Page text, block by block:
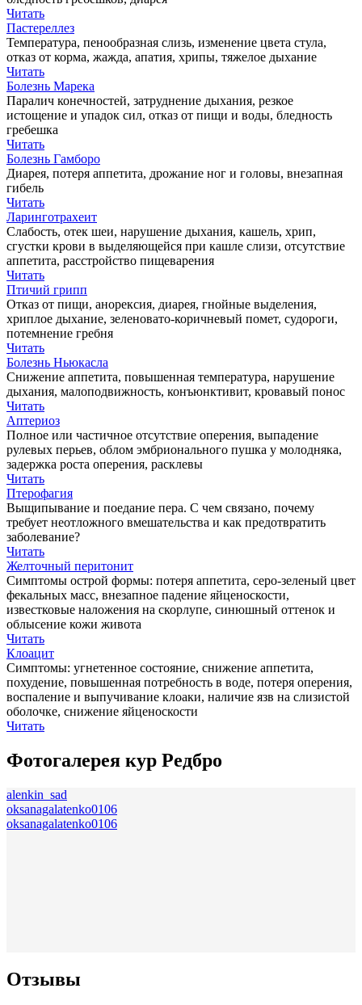
Читать
Пастереллез
Температура, пенообразная слизь, изменение цвета стула,
отказ от корма, жажда, апатия, хрипы, тяжелое дыхание
Читать
Болезнь Марека
Паралич конечностей, затруднение дыхания, резкое
истощение и упадок сил, отказ от пищи и воды, бледность
гребешка
Читать
Болезнь Гамборо
Диарея, потеря аппетита, дрожание ног и головы, внезапная
гибель
Читать
Ларинготрахеит
Слабость, отек шеи, нарушение дыхания, кашель, хрип,
сгустки крови в выделяющейся при кашле слизи, отсутствие
аппетита, расстройство пищеварения
Читать
Птичий грипп
Отказ от пищи, анорексия, диарея, гнойные выделения,
хриплое дыхание, зеленовато-коричневый помет, судороги,
потемнение гребня
Читать
Болезнь Ньюкасла
Снижение аппетита, повышенная температура, нарушение
дыхания, малоподвижность, конъюнктивит, кровавый понос
Читать
Аптериоз
Полное или частичное отсутствие оперения, выпадение
рулевых перьев, облом эмбрионального пушка у молодняка,
задержка роста оперения, расклевы
Читать
Птерофагия
Выщипывание и поедание пера. С чем связано, почему
требует неотложного вмешательства и как предотвратить
заболевание?
Читать
Желточный перитонит
Симптомы острой формы: потеря аппетита, серо-зеленый цвет
фекальных масс, внезапное падение яйценоскости,
известковые наложения на скорлупе, синюшный оттенок и
облысение кожи живота
Читать
Клоацит
Симптомы: угнетенное состояние, снижение аппетита,
похудение, повышенная потребность в воде, потеря оперения,
воспаление и выпучивание клоаки, наличие язв на слизистой
оболочке, снижение яйценоскости
Читать
Фотогалерея кур Редбро
alenkin_sad
oksanagalatenko0106
oksanagalatenko0106
Отзывы